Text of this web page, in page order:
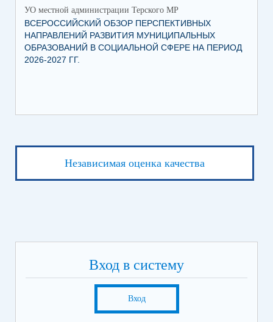
УО местной администрации Терского МР
ВСЕРОССИЙСКИЙ ОБЗОР ПЕРСПЕКТИВНЫХ
НАПРАВЛЕНИЙ РАЗВИТИЯ МУНИЦИПАЛЬНЫХ
ОБРАЗОВАНИЙ В СОЦИАЛЬНОЙ СФЕРЕ НА ПЕРИОД
2026-2027 ГГ.
Независимая оценка качества
Вход в систему
Вход